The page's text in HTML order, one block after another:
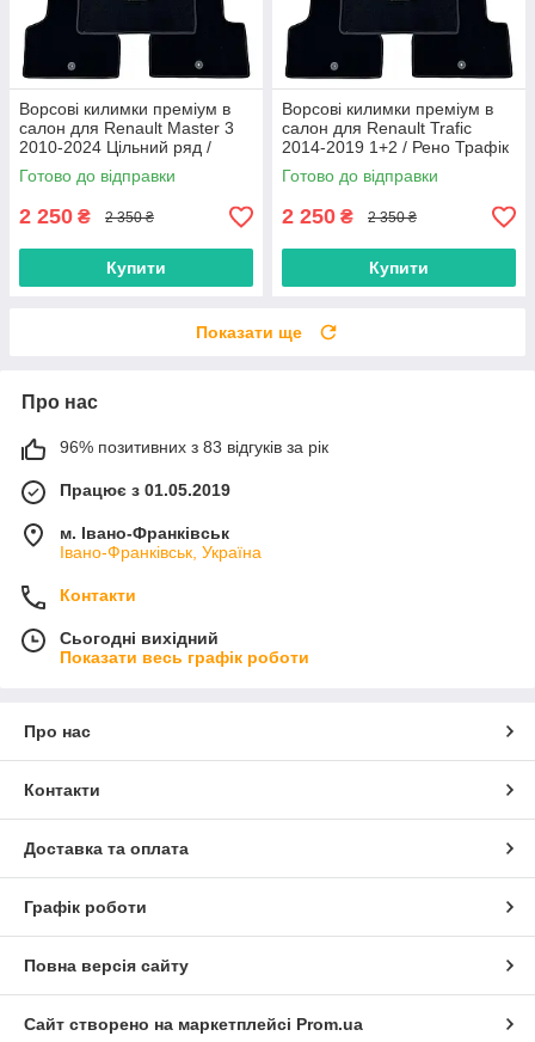
Ворсові килимки преміум в
салон для Renault Master 3
2010-2024 Цільний ряд /
Рено Мастер 3 килимки
Готово до відправки
2 250 ₴ 2 350 ₴
Купити
Ворсові килимки преміум в
салон для Renault Trafic
2014-2019 1+2 / Рено Трафік
килимки
Готово до відправки
2 250 ₴ 2 350 ₴
Купити
Показати ще
Про нас
96% позитивних з 83 відгуків за рік
Працює з 01.05.2019
м. Івано-Франківськ
Івано-Франківськ, Україна
Контакти
Сьогодні вихідний
Показати весь графік роботи
Про нас
Контакти
Доставка та оплата
Графік роботи
Повна версія сайту
Сайт створено на маркетплейсі Prom.ua